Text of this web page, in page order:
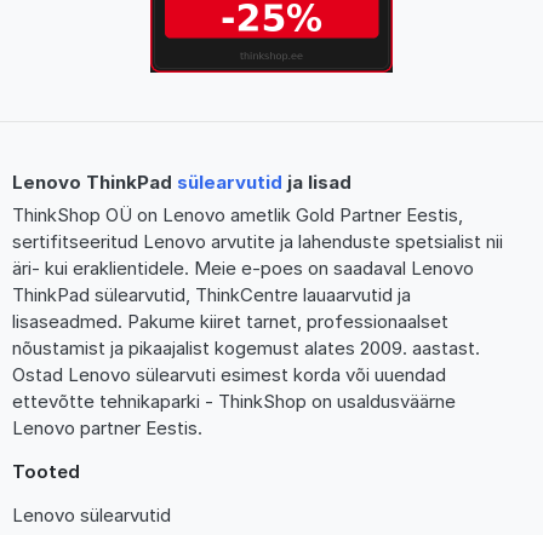
Lenovo ThinkPad sülearvutid ja lisad
ThinkShop OÜ on Lenovo ametlik Gold Partner Eestis,
sertifitseeritud Lenovo arvutite ja lahenduste spetsialist nii
äri- kui eraklientidele. Meie e-poes on saadaval Lenovo
ThinkPad sülearvutid, ThinkCentre lauaarvutid ja
lisaseadmed. Pakume kiiret tarnet, professionaalset
nõustamist ja pikaajalist kogemust alates 2009. aastast.
Ostad Lenovo sülearvuti esimest korda või uuendad
ettevõtte tehnikaparki - ThinkShop on usaldusväärne
Lenovo partner Eestis.
Tooted
Lenovo sülearvutid